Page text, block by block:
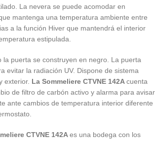
La nevera se puede acomodar en
mantenga una temperatura ambiente entre
a la función Hiver que mantendrá el interior
estipulada.
la puerta se construyen en negro. La puerta
evitar la radiación UV. Dispone de sistema
exterior. La Sommeliere CTVNE 142Acuenta
de filtro de carbón activo y alarma para avisar
ante cambios de temperatura interior diferente
CTVNE 142Aes una bodega con los